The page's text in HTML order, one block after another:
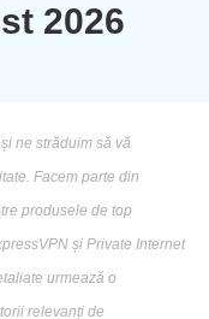
2026
ne străduim să vă
Facem parte din
produsele de top
și Private Internet
urmează o
relevanți de